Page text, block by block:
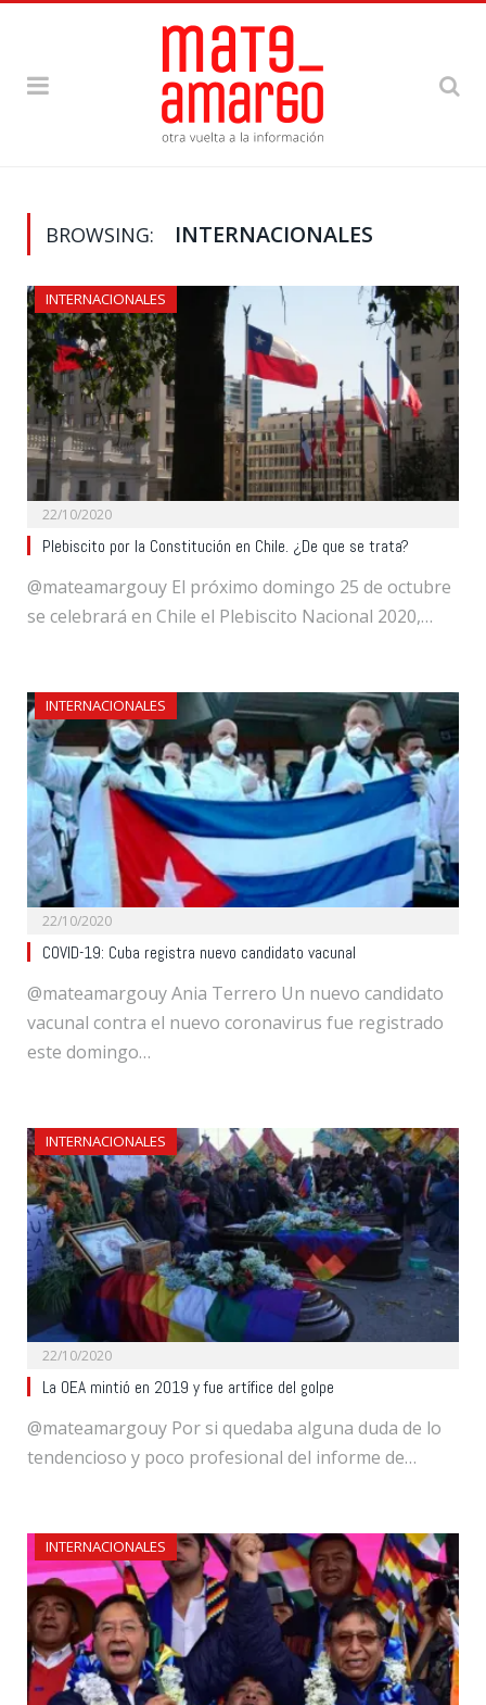
BROWSING: INTERNACIONALES
INTERNACIONALES
22/10/2020
Plebiscito por la Constitución en Chile. ¿De que se trata?
@mateamargouy El próximo domingo 25 de octubre
se celebrará en Chile el Plebiscito Nacional 2020,…
INTERNACIONALES
22/10/2020
COVID-19: Cuba registra nuevo candidato vacunal
@mateamargouy Ania Terrero Un nuevo candidato
vacunal contra el nuevo coronavirus fue registrado
este domingo…
INTERNACIONALES
22/10/2020
La OEA mintió en 2019 y fue artífice del golpe
@mateamargouy Por si quedaba alguna duda de lo
tendencioso y poco profesional del informe de…
INTERNACIONALES